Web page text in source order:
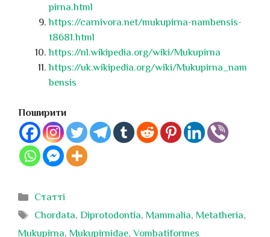
pirna.html
https://carnivora.net/mukupirna-nambensis-
t8681.html
https://nl.wikipedia.org/wiki/Mukupirna
https://uk.wikipedia.org/wiki/Mukupirna_nam
bensis
Поширити
Категорії
Статті
Позначки
Chordata,Diprotodontia, Mammalia, Metatheria,
Mukupirna, Mukupirnidae,Vombatiformes